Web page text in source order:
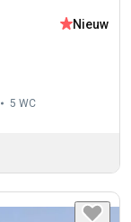
Nieuw
5 WC